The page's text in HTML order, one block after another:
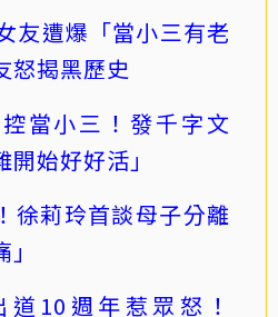
友遭爆「當小三有老
怒揭黑歷史
當小三！發千字文
開始好好活」
徐莉玲首談母子分離
道10週年惹眾怒！